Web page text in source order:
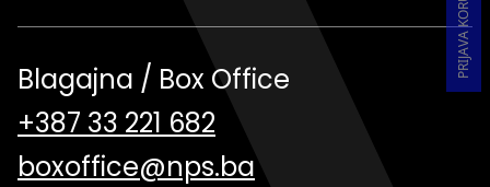
Blagajna / Box Office
+387 33 221 682
boxoffice@nps.ba